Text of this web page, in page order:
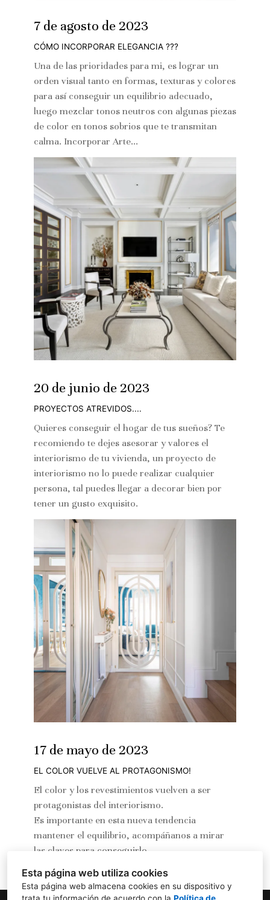
Esta página web utiliza cookies
Esta página web almacena cookies en su dispositivo y
7 de agosto de 2023
CÓMO INCORPORAR ELEGANCIA ???
Una de las prioridades para mi, es lograr un
orden visual tanto en formas, texturas y colores
para así conseguir un equilibrio adecuado,
luego mezclar tonos neutros con algunas piezas
de color en tonos sobrios que te transmitan
calma. Incorporar Arte...
20 de junio de 2023
PROYECTOS ATREVIDOS....
Quieres conseguir el hogar de tus sueños? Te
recomiendo te dejes asesorar y valores el
interiorismo de tu vivienda, un proyecto de
interiorismo no lo puede realizar cualquier
persona, tal puedes llegar a decorar bien por
tener un gusto exquisito.
17 de mayo de 2023
EL COLOR VUELVE AL PROTAGONISMO!
El color y los revestimientos vuelven a ser
protagonistas del interiorismo.
Es importante en esta nueva tendencia
mantener el equilibrio, acompáñanos a mirar
las claves para conseguirlo.